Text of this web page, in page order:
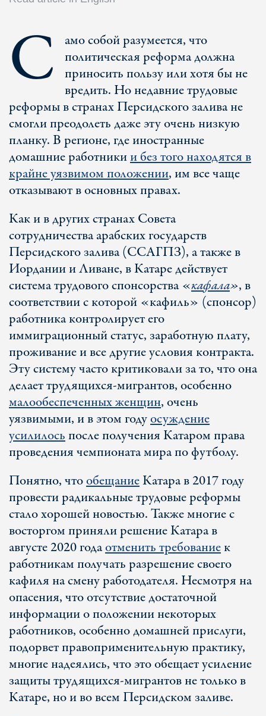
С
амо собой разумеется, что
политическая реформа должна
приносить пользу или хотя бы не
вредить. Но недавние трудовые
реформы в странах Персидского залива не
смогли преодолеть даже эту очень низкую
планку. В регионе, где иностранные
домашние работникии без того находятся в
крайне уязвимом положении, им все чаще
отказывают в основных правах.
Как и в других странах Совета
сотрудничества арабских государств
Персидского залива (ССАГПЗ), а также в
Иордании и Ливане, в Катаре действует
система трудового спонсорства «кафала», в
соответствии с которой «кафиль» (спонсор)
работника контролирует его
иммиграционный статус, заработную плату,
проживание и все другие условия контракта.
Эту систему часто критиковали за то, что она
делает трудящихся-мигрантов, особенно
малообеспеченных женщин, очень
уязвимыми, и в этом годуосуждение
усилилосьпосле получения Катаром права
проведения чемпионата мира по футболу.
Понятно, чтообещаниеКатара в 2017 году
провести радикальные трудовые реформы
стало хорошей новостью. Также многие с
восторгом приняли решение Катара в
августе 2020 годаотменить требованиек
работникам получать разрешение своего
кафиля на смену работодателя. Несмотря на
опасения, что отсутствие достаточной
информации о положении некоторых
работников, особенно домашней прислуги,
подорвет правоприменительную практику,
многие надеялись, что это обещает усиление
защиты трудящихся-мигрантов не только в
Катаре, но и во всем Персидском заливе.